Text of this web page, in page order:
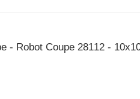
- Robot Coupe 28112 -